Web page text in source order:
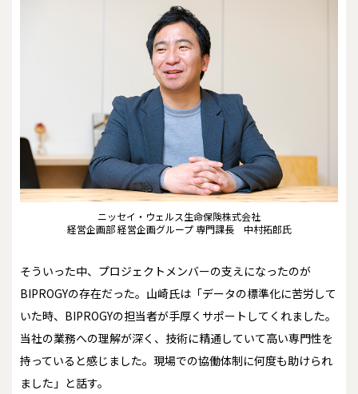
ニッセイ・ウェルス生命保険株式会社
経営企画部 経営企画グループ 専門課長 中村拓郎氏
そういった中、プロジェクトメンバーの支えになったのが
BIPROGYの存在だった。山崎氏は「データの標準化に苦労して
いた時、BIPROGYの担当者が手厚くサポートしてくれました。
当社の業務への理解が深く、技術に精通していて高い専門性を
持っていると感じました。現場での協働体制に何度も助けられ
ました」と話す。